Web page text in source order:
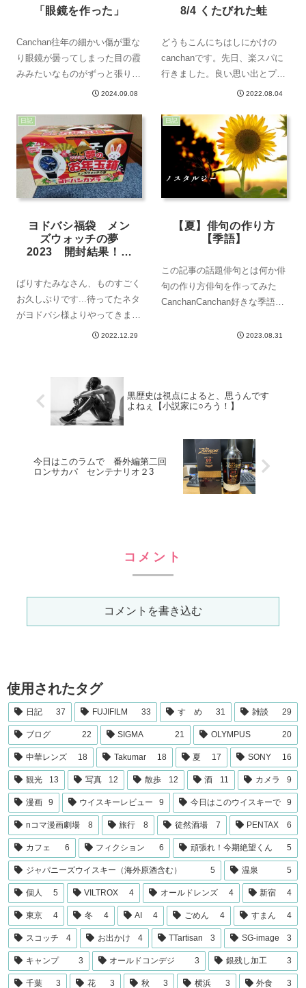
「眼鏡を作った」
Canchan往年の細かい傷が重な
り眼鏡が曇ってしまった目の霞
みみたいなものがずっと張り付
いている。レンズを触ってしま
なものが永遠にレンズに残って
いる。よくよく見るとこれは傷
だとわかった。ふと気が付いた
とき、よく...
2024.09.08
8/4 くたびれた蛙
どうもこんにちはしにかけの
canchanです。先日、楽スパに
行きました。良い思い出とプル
プルお肌を手に入れた私は帰宅
がそれまでは良かったんです。
なんか喉が痛いなぁと思いなが
ら起きたところ、頭の深くに鈍
い痛みも走っ...
2022.08.04
日記
ヨドバシ福袋 メン
ズウォッチの夢
2023 開封結果！
計金額 レビュー
ネタバレ）
ばりすたみなさん、ものすごく
お久しぶりです...待ってたネタ
がヨドバシ様よりやってきまし
た。ネタになりそうなものが届
ン！！！草時計どこ...?目玉の
時計はこれだ！ハンティングワ
ールド H...
2022.12.29
日記
【夏】俳句の作り方
【季語】
この記事の話題俳句とは何か俳
句の作り方俳句を作ってみた
CanchanCanchan好きな季語
の暑さを取り除く方法を模索し
2023.08.31
黒歴史は視点によると、思うんです
よねぇ【小説家に○ろう！】
今日はこのラムで 番外編第二回
ロンサカパ センテナリオ２3
コメント
コメントを書き込む
使用されたタグ
日記 37 FUJIFILM 33 すゝめ 31 雑談 29
ブログ 22 SIGMA 21 OLYMPUS 20
中華レンズ 18 Takumar 18 夏 17 SONY 16
観光 13 写真 12 散歩 12 酒 11 カメラ 9
漫画 9 ウイスキーレビュー 9 今日はこのウイスキーで 9
nコマ漫画劇場 8 旅行 8 徒然酒場 7 PENTAX 6
カフェ 6 フィクション 6 頑張れ！今期絶望くん 5
ジャパニーズウイスキー（海外原酒含む） 5 温泉 5
個人 5 VILTROX 4 オールドレンズ 4 新宿 4
東京 4 冬 4 AI 4 ごめん 4 すまん 4
スコッチ 4 お出かけ 4 TTartisan 3 SG-image 3
キャンプ 3 オールドコンデジ 3 銀残し加工 3
千葉 3 花 3 秋 3 横浜 3 外食 3